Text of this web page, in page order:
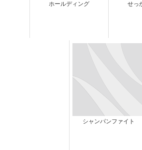
ホールディング せっ
シャンパンファイト